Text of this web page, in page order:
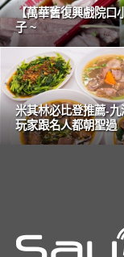
【萬華舊復興戲院口
子 ~
米其林必比登推薦-
玩家跟名人都朝聖過